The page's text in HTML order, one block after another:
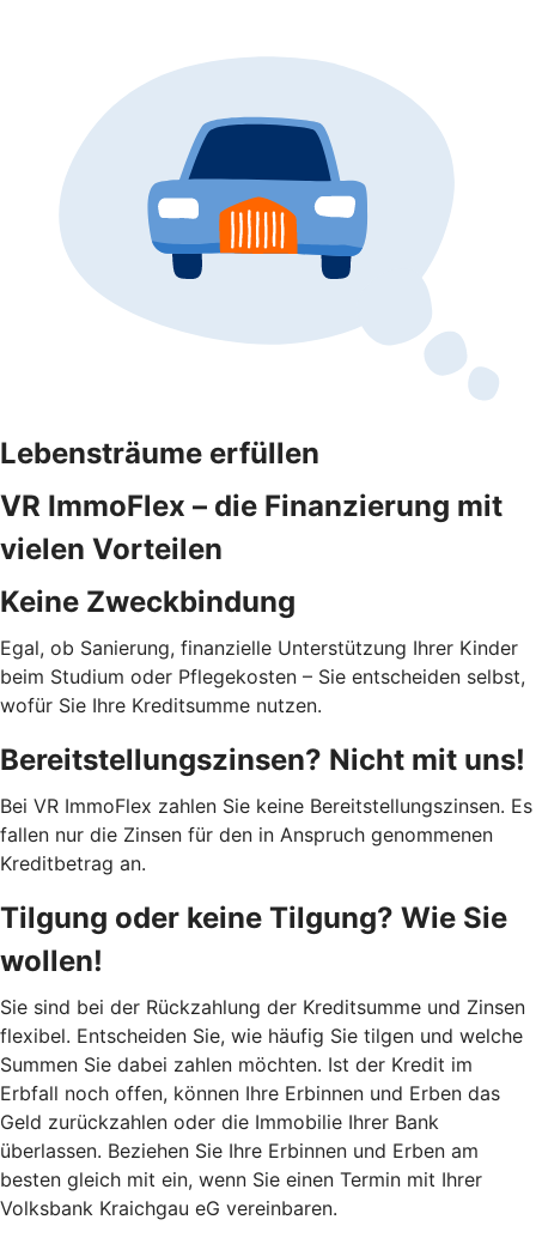
Lebensträume erfüllen
VR ImmoFlex – die Finanzierung mit
vielen Vorteilen
Keine Zweckbindung
Egal, ob Sanierung, finanzielle Unterstützung Ihrer Kinder
beim Studium oder Pflegekosten – Sie entscheiden selbst,
wofür Sie Ihre Kreditsumme nutzen.
Bereitstellungszinsen? Nicht mit uns!
Bei VR ImmoFlex zahlen Sie keine Bereitstellungszinsen. Es
fallen nur die Zinsen für den in Anspruch genommenen
Kreditbetrag an.
Tilgung oder keine Tilgung? Wie Sie
wollen!
Sie sind bei der Rückzahlung der Kreditsumme und Zinsen
flexibel. Entscheiden Sie, wie häufig Sie tilgen und welche
Summen Sie dabei zahlen möchten. Ist der Kredit im
Erbfall noch offen, können Ihre Erbinnen und Erben das
Geld zurückzahlen oder die Immobilie Ihrer Bank
überlassen. Beziehen Sie Ihre Erbinnen und Erben am
besten gleich mit ein, wenn Sie einen Termin mit Ihrer
Volksbank Kraichgau eG vereinbaren.